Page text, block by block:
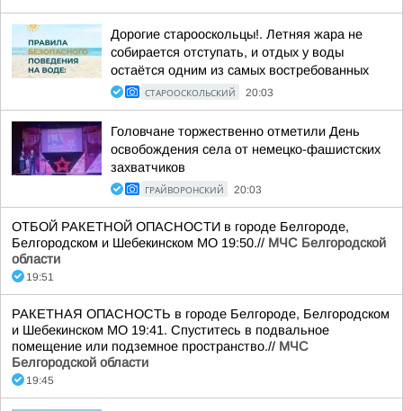
Дорогие старооскольцы!. Летняя жара не
собирается отступать, и отдых у воды
остаётся одним из самых востребованных
СТАРООСКОЛЬСКИЙ 20:03
Головчане торжественно отметили День
освобождения села от немецко-фашистских
захватчиков
ГРАЙВОРОНСКИЙ 20:03
ОТБОЙ РАКЕТНОЙ ОПАСНОСТИ в городе Белгороде,
Белгородском и Шебекинском МО 19:50.// МЧС Белгородской
области
19:51
РАКЕТНАЯ ОПАСНОСТЬ в городе Белгороде, Белгородском
и Шебекинском МО 19:41. Спуститесь в подвальное
помещение или подземное пространство.// МЧС
Белгородской области
19:45